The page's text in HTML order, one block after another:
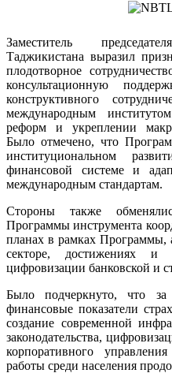
Заместитель
Таджикистана выразил
плодотворное
консультационную
конструктивного
международным
реформ и укреплении
Было отмечено, что
институциональном
финансовой системе и
международным стандартам.
Стороны также
Программы инструмента
планах в рамках Программы,
секторе, достижениях и
цифровизации банковской и
Было подчеркнуто, что
финансовые показатели
создание современной
законодательства,
корпоративного
работы среди населения